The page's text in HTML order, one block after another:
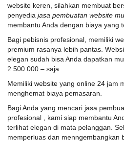
website keren, silahkan membuat
penyedia jasa pembuatan website
membantu Anda dengan biaya yang
Bagi pebisnis profesional, memiliki
premium rasanya lebih pantas.
elegan sudah bisa Anda dapatkan
2.500.000 – saja.
Memiliki website yang online 24 jam
menghemat biaya pemasaran.
Bagi Anda yang mencari jasa
profesional , kami siap membantu
terlihat elegan di mata pelanggan.
memperluas dan menngembangkan